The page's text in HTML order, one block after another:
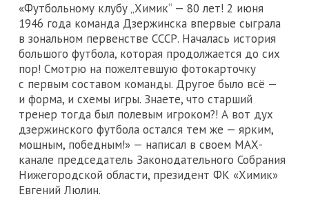
«Футбольному клубу „Химик“ — 80 лет! 2 июня
1946 года команда Дзержинска впервые сыграла
в зональном первенстве СССР. Началась история
большого футбола, которая продолжается до сих
пор! Смотрю на пожелтевшую фотокарточку
с первым составом команды. Другое было всё —
и форма, и схемы игры. Знаете, что старший
тренер тогда был полевым игроком?! А вот дух
дзержинского футбола остался тем же — ярким,
мощным, победным!» — написал в своем МАХ-
канале председатель Законодательного Собрания
Нижегородской области, президент ФК «Химик»
Евгений Люлин.